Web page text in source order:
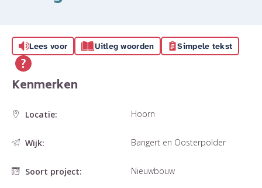
Lees voor Uitleg woorden Simpele tekst
Kenmerken
Locatie: Hoorn
Wijk: Bangert en Oosterpolder
Soort project: Nieuwbouw